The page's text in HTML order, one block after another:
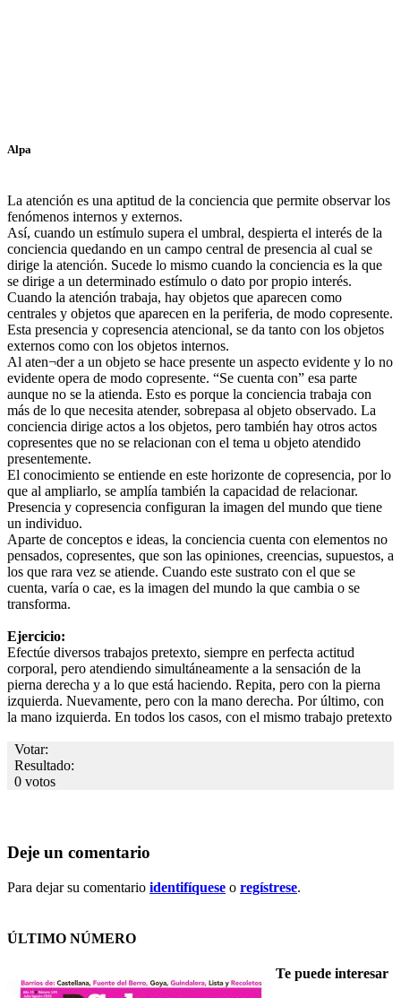
Alpa
La atención es una aptitud de la conciencia que permite observar los
fenómenos internos y externos.
Así, cuando un estímulo supera el umbral, despierta el interés de la
conciencia quedando en un campo central de presencia al cual se
dirige la atención. Sucede lo mismo cuando la conciencia es la que
se dirige a un determinado estímulo o dato por propio interés.
Cuando la atención trabaja, hay objetos que aparecen como
centrales y objetos que aparecen en la periferia, de modo copresente.
Esta presencia y copresencia atencional, se da tanto con los objetos
externos como con los objetos internos.
Al aten¬der a un objeto se hace presente un aspecto evidente y lo no
evidente opera de modo copresente. “Se cuenta con” esa parte
aunque no se la atienda. Esto es porque la conciencia trabaja con
más de lo que necesita atender, sobrepasa al objeto observado. La
conciencia dirige actos a los objetos, pero también hay otros actos
copresentes que no se relacionan con el tema u objeto atendido
presentemente.
El conocimiento se entiende en este horizonte de copresencia, por lo
que al ampliarlo, se amplía también la capacidad de relacionar.
Presencia y copresencia configuran la imagen del mundo que tiene
un individuo.
Aparte de conceptos e ideas, la conciencia cuenta con elementos no
pensados, copresentes, que son las opiniones, creencias, supuestos, a
los que rara vez se atiende. Cuando este sustrato con el que se
cuenta, varía o cae, es la imagen del mundo la que cambia o se
transforma.
Ejercicio:
Efectúe diversos trabajos pretexto, siempre en perfecta actitud
corporal, pero atendiendo simultáneamente a la sensación de la
pierna derecha y a lo que está haciendo. Repita, pero con la pierna
izquierda. Nuevamente, pero con la mano derecha. Por último, con
la mano izquierda. En todos los casos, con el mismo trabajo pretexto
Votar:
Resultado:
0 votos
Deje un comentario
Para dejar su comentario identifíquese o regístrese.
ÚLTIMO NÚMERO
Te puede interesar